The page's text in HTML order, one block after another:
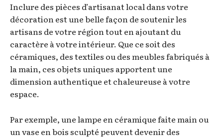
Inclure des pièces d’artisanat local dans votre
décoration est une belle façon de soutenir les
artisans de votre région tout en ajoutant du
caractère à votre intérieur. Que ce soit des
céramiques, des textiles ou des meubles fabriqués à
la main, ces objets uniques apportent une
dimension authentique et chaleureuse à votre
espace.
Par exemple, une lampe en céramique faite main ou
un vase en bois sculpté peuvent devenir des